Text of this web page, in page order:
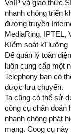
VoIP và giao thức
nhanh chóng triển
đường truyền
MediaRing, IPTEL,
KIểm soát kĩ lưỡng
Để quản lý toàn
luôn cung cấp một
Telephony bạn có
được lưu chuyển.
Ta cũng có thể sử
công cụ chẩn đoán
nhanh chóng phát
mạng. Coog cụ